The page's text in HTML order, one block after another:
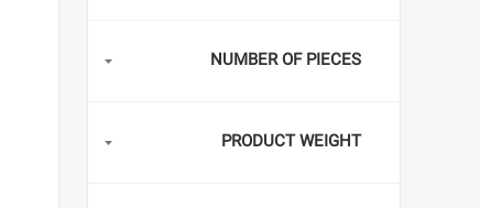
NUMBER OF PIECES
PRODUCT WEIGHT